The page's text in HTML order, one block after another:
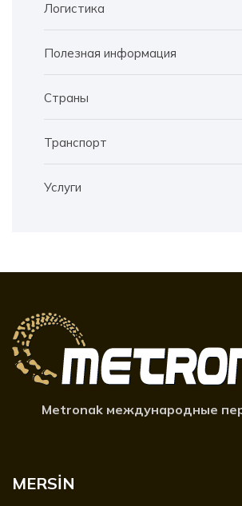
Логистика
Полезная информация
Страны
Транспорт
Услуги
Metronak международные
MERSİN